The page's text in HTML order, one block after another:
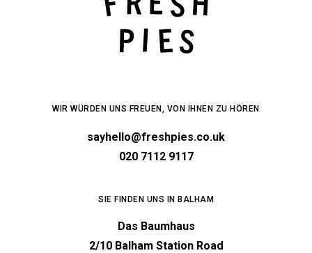
WIR WÜRDEN UNS FREUEN, VON IHNEN ZU HÖREN
sayhello@freshpies.co.uk
020 7112 9117
SIE FINDEN UNS IN BALHAM
Das Baumhaus
2/10 Balham Station Road